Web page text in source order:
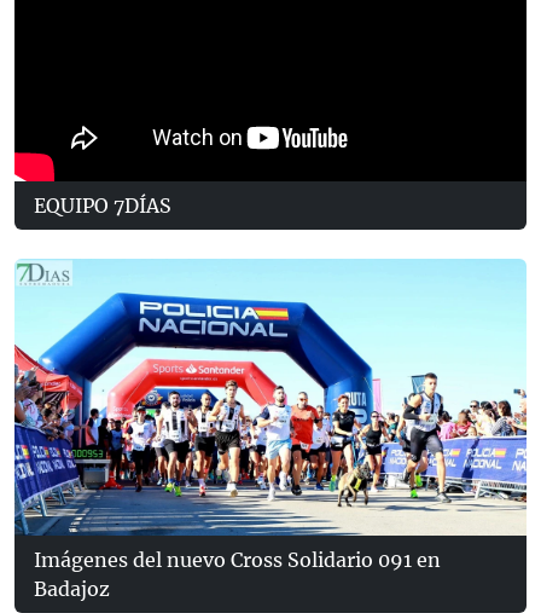
EQUIPO 7DÍAS
Imágenes del nuevo Cross Solidario 091 en
Badajoz